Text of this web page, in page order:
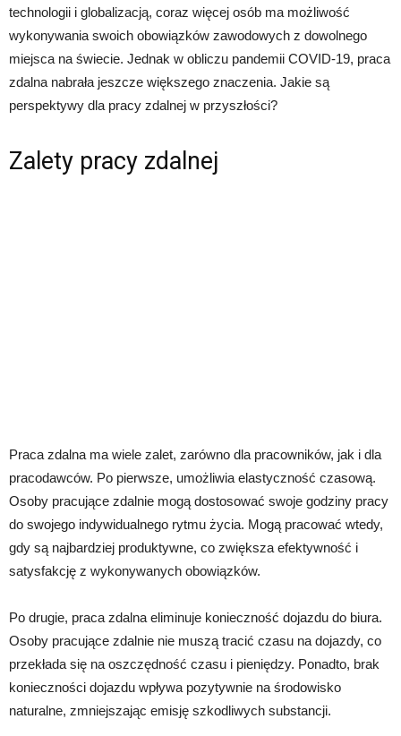
technologii i globalizacją, coraz więcej osób ma możliwość
wykonywania swoich obowiązków zawodowych z dowolnego
miejsca na świecie. Jednak w obliczu pandemii COVID-19, praca
zdalna nabrała jeszcze większego znaczenia. Jakie są
perspektywy dla pracy zdalnej w przyszłości?
Zalety pracy zdalnej
Praca zdalna ma wiele zalet, zarówno dla pracowników, jak i dla
pracodawców. Po pierwsze, umożliwia elastyczność czasową.
Osoby pracujące zdalnie mogą dostosować swoje godziny pracy
do swojego indywidualnego rytmu życia. Mogą pracować wtedy,
gdy są najbardziej produktywne, co zwiększa efektywność i
satysfakcję z wykonywanych obowiązków.
Po drugie, praca zdalna eliminuje konieczność dojazdu do biura.
Osoby pracujące zdalnie nie muszą tracić czasu na dojazdy, co
przekłada się na oszczędność czasu i pieniędzy. Ponadto, brak
konieczności dojazdu wpływa pozytywnie na środowisko
naturalne, zmniejszając emisję szkodliwych substancji.